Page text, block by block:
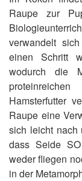
Raupe zur
verwandelt
einen Schritt
wodurch die
Hamsterfutter
Raupe eine
sich leicht nach
dass Seide
weder fliegen
in der